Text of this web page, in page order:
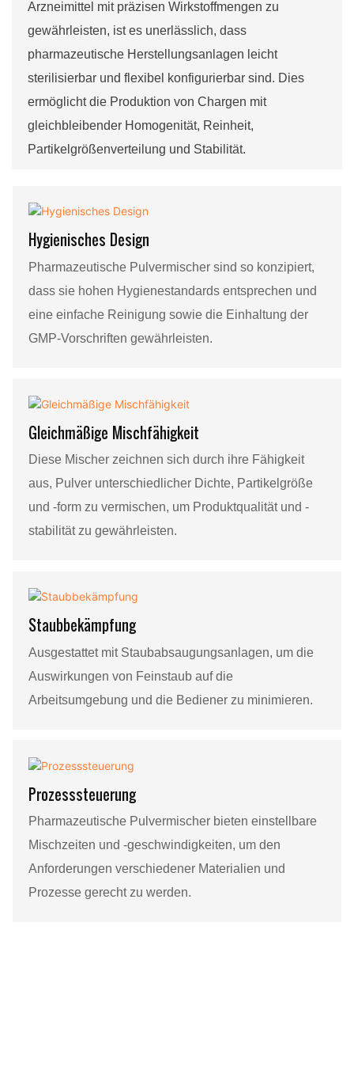
Arzneimittel mit präzisen Wirkstoffmengen zu
gewährleisten, ist es unerlässlich, dass
pharmazeutische Herstellungsanlagen leicht
sterilisierbar und flexibel konfigurierbar sind. Dies
ermöglicht die Produktion von Chargen mit
gleichbleibender Homogenität, Reinheit,
Partikelgrößenverteilung und Stabilität.
Hygienisches Design
Pharmazeutische Pulvermischer sind so konzipiert,
dass sie hohen Hygienestandards entsprechen und
eine einfache Reinigung sowie die Einhaltung der
GMP-Vorschriften gewährleisten.
Gleichmäßige Mischfähigkeit
Diese Mischer zeichnen sich durch ihre Fähigkeit
aus, Pulver unterschiedlicher Dichte, Partikelgröße
und -form zu vermischen, um Produktqualität und -
stabilität zu gewährleisten.
Staubbekämpfung
Ausgestattet mit Staubabsaugungsanlagen, um die
Auswirkungen von Feinstaub auf die
Arbeitsumgebung und die Bediener zu minimieren.
Prozesssteuerung
Pharmazeutische Pulvermischer bieten einstellbare
Mischzeiten und -geschwindigkeiten, um den
Anforderungen verschiedener Materialien und
Prozesse gerecht zu werden.